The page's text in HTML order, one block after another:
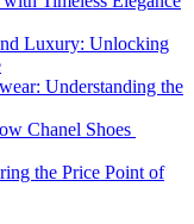
Luxury: Unlocking
Understanding the
Chanel Shoes
the Price Point of